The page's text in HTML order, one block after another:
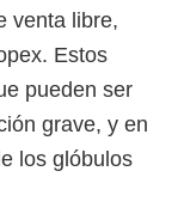
venta libre,
Estos
pueden ser
grave, y en
los glóbulos